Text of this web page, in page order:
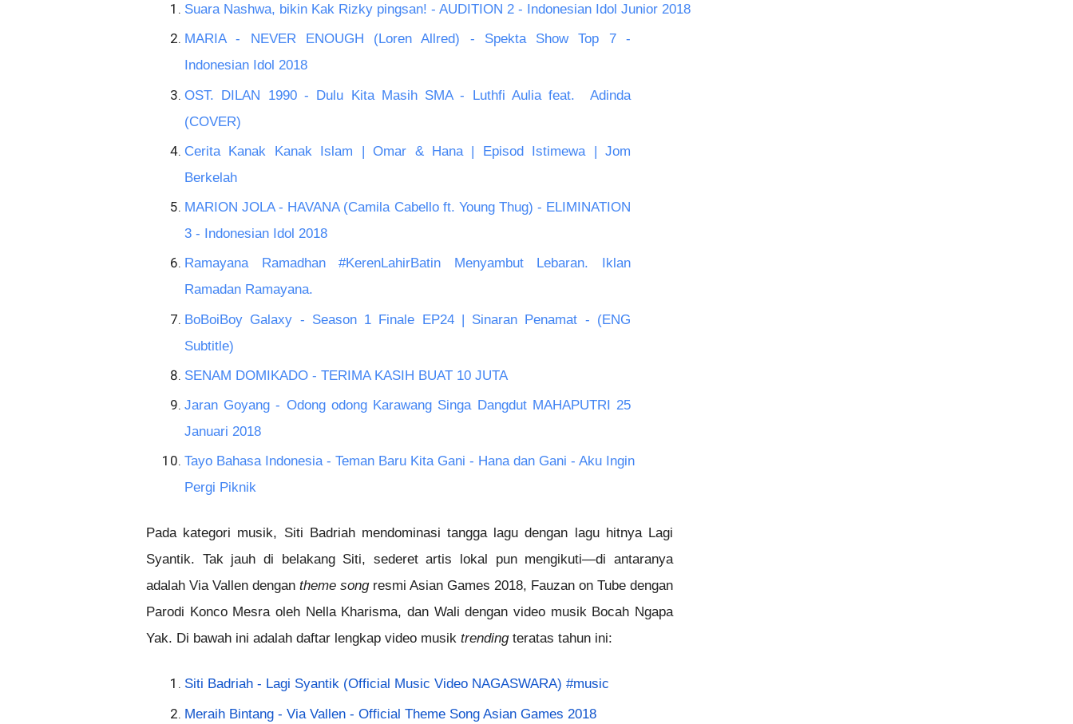
Suara Nashwa, bikin Kak Rizky pingsan! - AUDITION 2 - Indonesian Idol Junior 2018
MARIA - NEVER ENOUGH (Loren Allred) - Spekta Show Top 7 -
Indonesian Idol 2018
OST. DILAN 1990 - Dulu Kita Masih SMA - Luthfi Aulia feat.  Adinda
(COVER)
Cerita Kanak Kanak Islam | Omar & Hana | Episod Istimewa | Jom
Berkelah
MARION JOLA - HAVANA (Camila Cabello ft. Young Thug) - ELIMINATION
3 - Indonesian Idol 2018
Ramayana Ramadhan #KerenLahirBatin Menyambut Lebaran. Iklan
Ramadan Ramayana.
BoBoiBoy Galaxy - Season 1 Finale EP24 | Sinaran Penamat - (ENG
Subtitle)
SENAM DOMIKADO - TERIMA KASIH BUAT 10 JUTA
Jaran Goyang - Odong odong Karawang Singa Dangdut MAHAPUTRI 25
Januari 2018
Tayo Bahasa Indonesia - Teman Baru Kita Gani - Hana dan Gani - Aku Ingin
Pergi Piknik
Pada kategori musik, Siti Badriah mendominasi tangga lagu dengan lagu hitnya Lagi
Syantik. Tak jauh di belakang Siti, sederet artis lokal pun mengikuti—di antaranya
adalah Via Vallen dengan theme song resmi Asian Games 2018, Fauzan on Tube dengan
Parodi Konco Mesra oleh Nella Kharisma, dan Wali dengan video musik Bocah Ngapa
Yak. Di bawah ini adalah daftar lengkap video musik trending teratas tahun ini:
Siti Badriah - Lagi Syantik (Official Music Video NAGASWARA) #music
Meraih Bintang - Via Vallen - Official Theme Song Asian Games 2018